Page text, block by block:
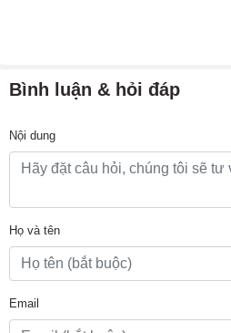
Bình luận & hỏi đáp
Nội dung
Họ và tên
Email